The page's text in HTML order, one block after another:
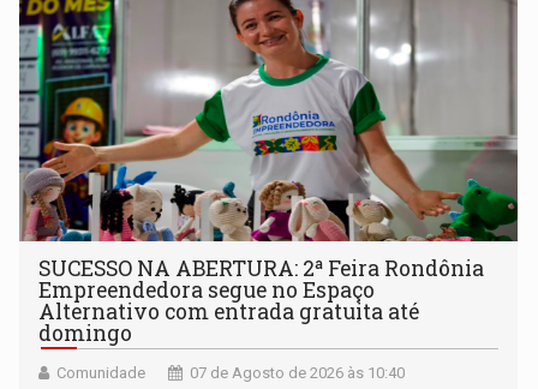
SUCESSO NA ABERTURA: 2ª Feira Rondônia
Empreendedora segue no Espaço
Alternativo com entrada gratuita até
domingo
Comunidade 07 de Agosto de 2026 às 10:40